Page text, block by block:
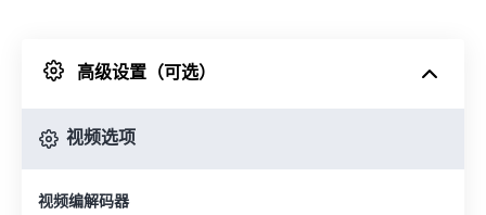
来自 Google Drive
高级设置（可选）
视频选项
视频编解码器